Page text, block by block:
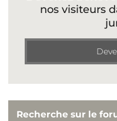
nos visiteurs
Recherche sur le